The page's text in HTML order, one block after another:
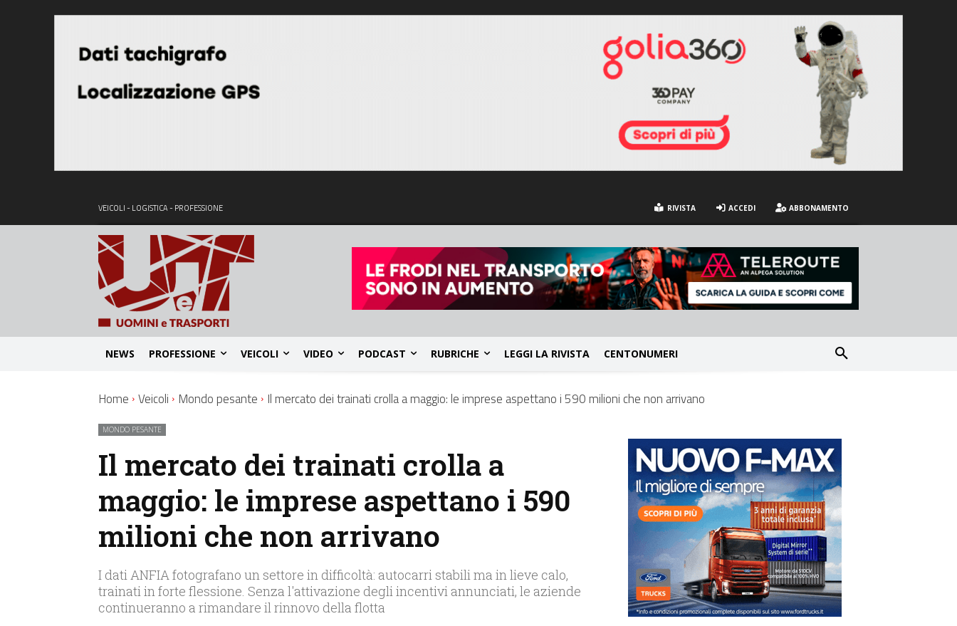
VEICOLI - LOGISTICA - PROFESSIONE RIVISTA ACCEDI ABBONAMENTO
NEWS PROFESSIONE VEICOLI VIDEO PODCAST RUBRICHE LEGGI LA RIVISTA CENTONUMERI
Home Veicoli Mondo pesante Il mercato dei trainati crolla a maggio: le imprese aspettano i 590 milioni che non arrivano
MONDO PESANTE
Il mercato dei trainati crolla a
maggio: le imprese aspettano i 590
milioni che non arrivano
I dati ANFIA fotografano un settore in difficoltà: autocarri stabili ma in lieve calo,
trainati in forte flessione. Senza l'attivazione degli incentivi annunciati, le aziende
continueranno a rimandare il rinnovo della flotta